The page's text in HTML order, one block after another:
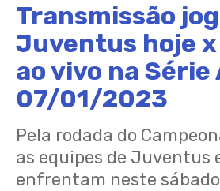
Transmissão
Juventus hoje x
ao vivo na Série
07/01/2023
Pela rodada do
as equipes de Juventus
enfrentam neste sábado